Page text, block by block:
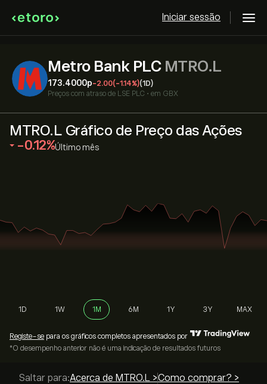
Iniciar sessão
Metro Bank PLC MTRO.L
173.4000‎p‎-2.00(-1.14%)(1D)
Preços com atraso de LSE PLC • em GBX
MTRO.L Gráfico de Preço das Ações
‎-0.12‎ Último mês
1D 1W 1M 6M 1Y 3Y MAX
Registe-se para os gráficos completos apresentados por
*O desempenho anterior não é uma indicação de resultados futuros
Saltar para:Acerca de MTRO.L >Como comprar? >